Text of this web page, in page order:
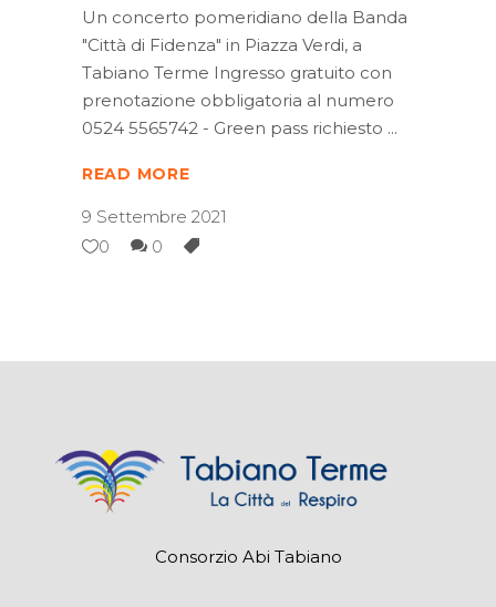
Un concerto pomeridiano della Banda
"Città di Fidenza" in Piazza Verdi, a
Tabiano Terme Ingresso gratuito con
prenotazione obbligatoria al numero
0524 5565742 - Green pass richiesto
READ MORE
9 Settembre 2021
0
0
Consorzio Abi Tabiano